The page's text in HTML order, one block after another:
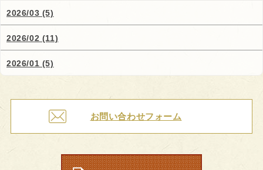
2026/03 (5)
2026/02 (11)
2026/01 (5)
お問い合わせフォーム